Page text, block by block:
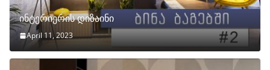
ინტერიერის დიზაინი
April 11, 2023